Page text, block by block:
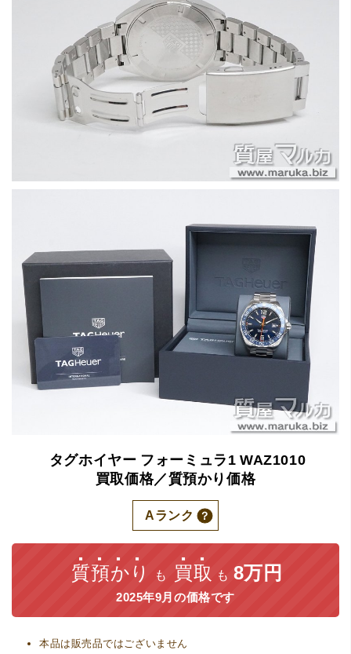
タグホイヤー フォーミュラ1 WAZ1010
買取価格／質預かり価格
Aランク
質預かり も 買取 も 8万円
2025年9月の価格です
本品は販売品ではございません